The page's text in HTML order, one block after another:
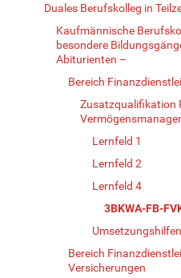
Duales Berufskolleg in
Kaufmännische
besondere
Abiturienten –
Bereich
Zusatzqualifikation
Lernfeld 1
Lernfeld 2
Lernfeld 4
3BKWA-FB-
Umsetzungshilfen
Bereich
Versicherungen